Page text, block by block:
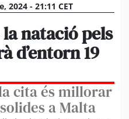
2024 - 21:11 CET
natació pels
d’entorn 19
cita és millorar
a Malta